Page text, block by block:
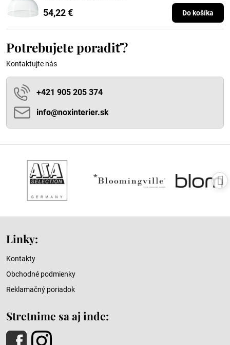
54,22 € Do košíka
Potrebujete poradiť?
Kontaktujte nás
+421 905 205 374
info​@noxinterier​.sk
Linky:
Kontakty
Obchodné podmienky
Reklamačný poriadok
Stretnime sa aj inde: